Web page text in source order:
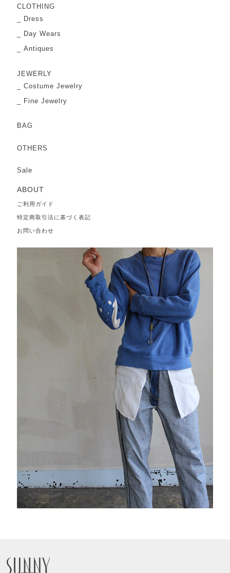
CLOTHING
Dress
Day Wears
Antiques
JEWERLY
Costume Jewelry
Fine Jewelry
BAG
OTHERS
Sale
ABOUT
ご利用ガイド
特定商取引法に基づく表記
お問い合わせ